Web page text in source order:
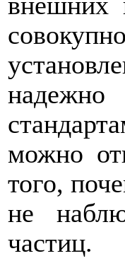
можно
того,
не
частиц.